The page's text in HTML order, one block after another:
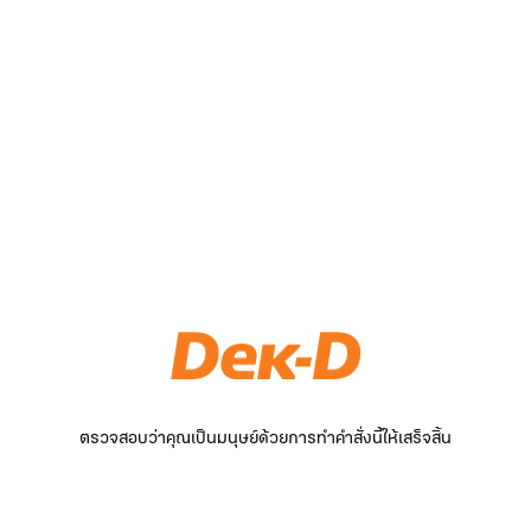
ตรวจสอบว่าคุณเป็นมนุษย์ด้วยการทำคำสั่งนี้ให้เสร็จสิ้น